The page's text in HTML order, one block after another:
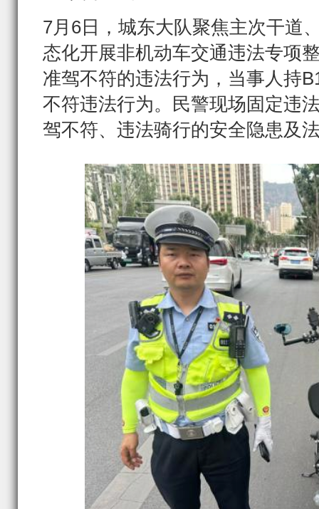
7月6日，城东大队聚焦主次干道
态化开展非机动车交通违法专项
准驾不符的违法行为，当事人持
不符违法行为。民警现场固定违
驾不符、违法骑行的安全隐患及